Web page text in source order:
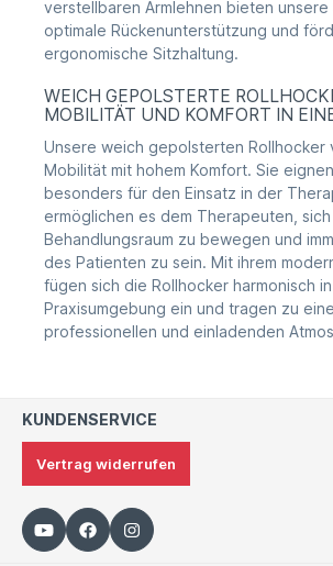
verstellbaren Armlehnen bieten unsere
optimale Rückenunterstützung und
ergonomische Sitzhaltung.
WEICH GEPOLSTERTE
MOBILITÄT UND KOMFORT IN
Unsere weich gepolsterten Rollhocker
Mobilität mit hohem Komfort. Sie
besonders für den Einsatz in der
ermöglichen es dem Therapeuten,
Behandlungsraum zu bewegen und
des Patienten zu sein. Mit ihrem
fügen sich die Rollhocker harmonisch
Praxisumgebung ein und tragen zu
professionellen und einladenden
KUNDENSERVICE
Vertrag widerrufen